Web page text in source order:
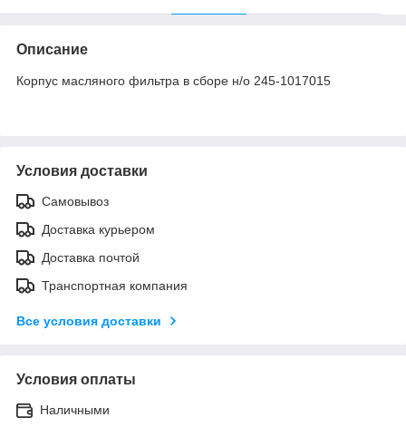
Описание
Корпус масляного фильтра в сборе н/о 245-1017015
Условия доставки
Самовывоз
Доставка курьером
Доставка почтой
Транспортная компания
Все условия доставки
Условия оплаты
Наличными